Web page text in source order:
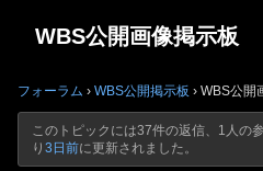
WBS公開画像掲示板
フォーラム › WBS公開掲示板 › WBS公開
このトピックには37件の返信、1人の
り 3日前に更新されました。